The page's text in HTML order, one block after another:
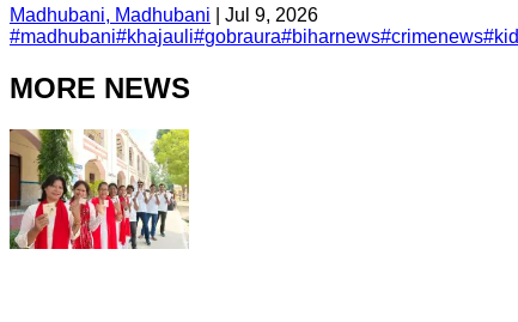
Madhubani, Madhubani
Jul 9, 2026
#madhubani#khajauli#gobraura#biharnews#crimenews#
MORE NEWS